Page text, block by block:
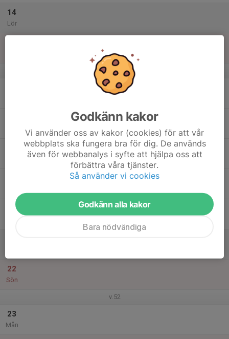
14
Lör
v.51
20
22
Sön
v.52
23
Mån
Godkänn kakor
Vi använder oss av kakor (cookies) för att vår
webbplats ska fungera bra för dig. De används
även för webbanalys i syfte att hjälpa oss att
förbättra våra tjänster.
Så använder vi cookies
Godkänn alla kakor
Bara nödvändiga